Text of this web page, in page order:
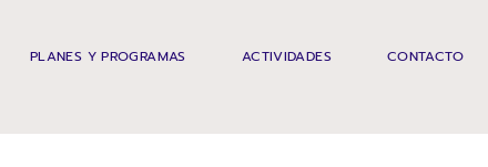
PLANES Y PROGRAMAS ACTIVIDADES CONTACTO